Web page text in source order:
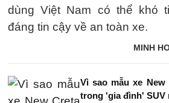
dùng Việt Nam có thể khó
đáng tin cậy về an toàn xe.
MINH
Vì sao mẫu xe
trong 'gia đình' SUV